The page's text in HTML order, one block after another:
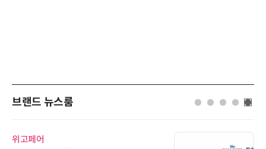
브랜드 뉴스룸
위고페어